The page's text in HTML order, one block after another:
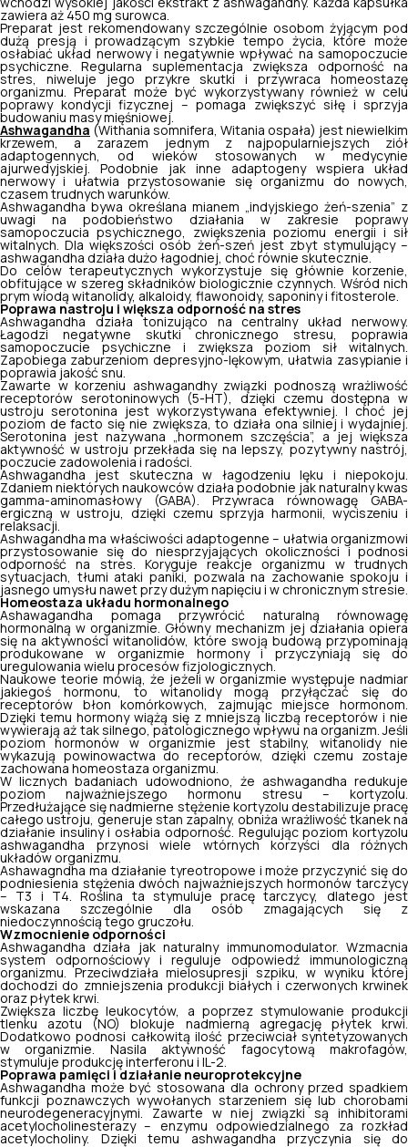
wchodzi wysokiej jakości ekstrakt z ashwagandhy. Każda kapsułka
zawiera aż 450 mg surowca.
Preparat jest rekomendowany szczególnie osobom żyjącym pod
dużą presją i prowadzącym szybkie tempo życia, które może
osłabiać układ nerwowy i negatywnie wpływać na samopoczucie
psychiczne. Regularna suplementacja zwiększa odporność na
stres, niweluje jego przykre skutki i przywraca homeostazę
organizmu. Preparat może być wykorzystywany również w celu
poprawy kondycji fizycznej – pomaga zwiększyć siłę i sprzyja
budowaniu masy mięśniowej.
Ashwagandha (Withania somnifera, Witania ospała) jest niewielkim
krzewem, a zarazem jednym z najpopularniejszych ziół
adaptogennych, od wieków stosowanych w medycynie
ajurwedyjskiej. Podobnie jak inne adaptogeny wspiera układ
nerwowy i ułatwia przystosowanie się organizmu do nowych,
czasem trudnych warunków.
Ashwagandha bywa określana mianem „indyjskiego żeń-szenia” z
uwagi na podobieństwo działania w zakresie poprawy
samopoczucia psychicznego, zwiększenia poziomu energii i sił
witalnych. Dla większości osób żeń-szeń jest zbyt stymulujący –
ashwagandha działa dużo łagodniej, choć równie skutecznie.
Do celów terapeutycznych wykorzystuje się głównie korzenie,
obfitujące w szereg składników biologicznie czynnych. Wśród nich
prym wiodą witanolidy, alkaloidy, flawonoidy, saponiny i fitosterole.
Poprawa nastroju i większa odporność na stres
Ashwagandha działa tonizująco na centralny układ nerwowy.
Łagodzi negatywne skutki chronicznego stresu, poprawia
samopoczucie psychiczne i zwiększa poziom sił witalnych.
Zapobiega zaburzeniom depresyjno-lękowym, ułatwia zasypianie i
poprawia jakość snu.
Zawarte w korzeniu ashwagandhy związki podnoszą wrażliwość
receptorów serotoninowych (5-HT), dzięki czemu dostępna w
ustroju serotonina jest wykorzystywana efektywniej. I choć jej
poziom de facto się nie zwiększa, to działa ona silniej i wydajniej.
Serotonina jest nazywana „hormonem szczęścia”, a jej większa
aktywność w ustroju przekłada się na lepszy, pozytywny nastrój,
poczucie zadowolenia i radości.
Ashwagandha jest skuteczna w łagodzeniu lęku i niepokoju.
Zdaniem niektórych naukowców działa podobnie jak naturalny kwas
gamma-aminomasłowy (GABA). Przywraca równowagę GABA-
ergiczną w ustroju, dzięki czemu sprzyja harmonii, wyciszeniu i
relaksacji.
Ashwagandha ma właściwości adaptogenne – ułatwia organizmowi
przystosowanie się do niesprzyjających okoliczności i podnosi
odporność na stres. Koryguje reakcje organizmu w trudnych
sytuacjach, tłumi ataki paniki, pozwala na zachowanie spokoju i
jasnego umysłu nawet przy dużym napięciu i w chronicznym stresie.
Homeostaza układu hormonalnego
Ashawagandha pomaga przywrócić naturalną równowagę
hormonalną w organizmie. Główny mechanizm jej działania opiera
się na aktywności witanolidów, które swoją budową przypominają
produkowane w organizmie hormony i przyczyniają się do
uregulowania wielu procesów fizjologicznych.
Naukowe teorie mówią, że jeżeli w organizmie występuje nadmiar
jakiegoś hormonu, to witanolidy mogą przyłączać się do
receptorów błon komórkowych, zajmując miejsce hormonom.
Dzięki temu hormony wiążą się z mniejszą liczbą receptorów i nie
wywierają aż tak silnego, patologicznego wpływu na organizm. Jeśli
poziom hormonów w organizmie jest stabilny, witanolidy nie
wykazują powinowactwa do receptorów, dzięki czemu zostaje
zachowana homeostaza organizmu.
W licznych badaniach udowodniono, że ashwagandha redukuje
poziom najważniejszego hormonu stresu – kortyzolu.
Przedłużające się nadmierne stężenie kortyzolu destabilizuje pracę
całego ustroju, generuje stan zapalny, obniża wrażliwość tkanek na
działanie insuliny i osłabia odporność. Regulując poziom kortyzolu
ashwagandha przynosi wiele wtórnych korzyści dla różnych
układów organizmu.
Ashawagndha ma działanie tyreotropowe i może przyczynić się do
podniesienia stężenia dwóch najważniejszych hormonów tarczycy
– T3 i T4. Roślina ta stymuluje pracę tarczycy, dlatego jest
wskazana szczególnie dla osób zmagających się z
niedoczynnością tego gruczołu.
Wzmocnienie odporności
Ashwagandha działa jak naturalny immunomodulator. Wzmacnia
system odpornościowy i reguluje odpowiedź immunologiczną
organizmu. Przeciwdziała mielosupresji szpiku, w wyniku której
dochodzi do zmniejszenia produkcji białych i czerwonych krwinek
oraz płytek krwi.
Zwiększa liczbę leukocytów, a poprzez stymulowanie produkcji
tlenku azotu (NO) blokuje nadmierną agregację płytek krwi.
Dodatkowo podnosi całkowitą ilość przeciwciał syntetyzowanych
w organizmie. Nasila aktywność fagocytową makrofagów,
stymuluje produkcję interferonu i IL-2.
Poprawa pamięci i działanie neuroprotekcyjne
Ashwagandha może być stosowana dla ochrony przed spadkiem
funkcji poznawczych wywołanych starzeniem się lub chorobami
neurodegeneracyjnymi. Zawarte w niej związki są inhibitorami
acetylocholinesterazy – enzymu odpowiedzialnego za rozkład
acetylocholiny. Dzięki temu ashwagandha przyczynia się do